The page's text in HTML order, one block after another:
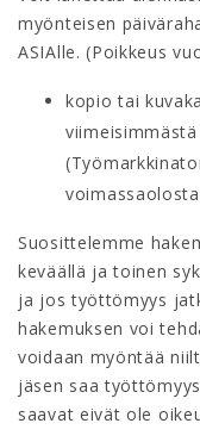
myönteisen
ASIAlle. (Poikkeus
kopio tai
Suosittelemme
keväällä ja toinen
ja jos työttömyys
hakemuksen voi
voidaan myöntää
jäsen saa
saavat eivät ole